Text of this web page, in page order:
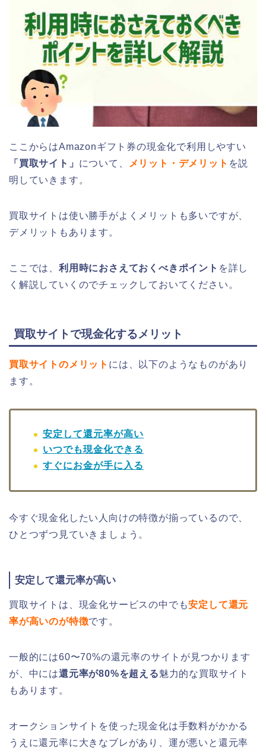
ここからはAmazonギフト券の現金化で利用しやすい
「買取サイト」 について、 メリット・デメリット を説
明していきます。
買取サイトは使い勝手がよくメリットも多いですが、
デメリットもあります。
ここでは、 利用時におさえておくべきポイント を詳し
く解説していくのでチェックしておいてください。
買取サイトで現金化するメリット
買取サイトのメリット には、以下のようなものがあり
ます。
安定して還元率が高い
いつでも現金化できる
すぐにお金が手に入る
今すぐ現金化したい人向けの特徴が揃っているので、
ひとつずつ見ていきましょう。
安定して還元率が高い
買取サイトは、現金化サービスの中でも安定して還元
率が高いのが特徴です。
一般的には60〜70%の還元率のサイトが見つかります
が、中には還元率が80%を超える魅力的な買取サイト
もあります。
オークションサイトを使った現金化は手数料がかかる
うえに還元率に大きなブレがあり、運が悪いと還元率